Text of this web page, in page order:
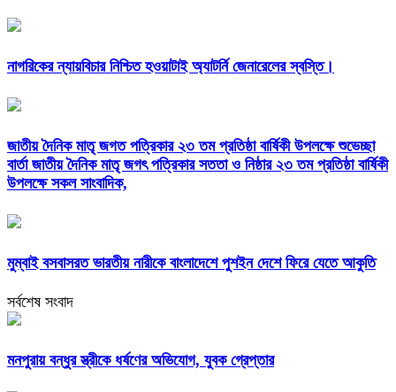
নাগরিকের ন্যায়বিচার নিশ্চিত হওয়াটাই অ্যাটর্নি জেনারেলের স্বস্তি।
জাতীয় দৈনিক মাতৃ জগত পত্রিকার ২৩ তম প্রতিষ্ঠা বার্ষিকী উপলক্ষে শুভেচ্ছা
বার্তা জাতীয় দৈনিক মাতৃ জগৎ পত্রিকার সততা ও নিষ্ঠার ২৩ তম প্রতিষ্ঠা বার্ষিকী
উপলক্ষে সকল সাংবাদিক,
মুম্বাই বসবাসরত ভারতীয় নারীকে বাংলাদেশে পুশইন দেশে ফিরে যেতে আকুতি
সর্বশেষ সংবাদ
মনপুরায় বন্ধুর স্ত্রীকে ধর্ষণের অভিযোগ, যুবক গ্রেপ্তার